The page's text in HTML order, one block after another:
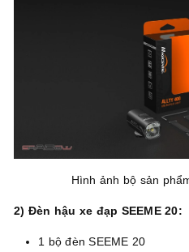
Hình ảnh bộ sản
2) Đèn hậu xe đạp SEEME 20:
1 bộ đèn SEEME 20